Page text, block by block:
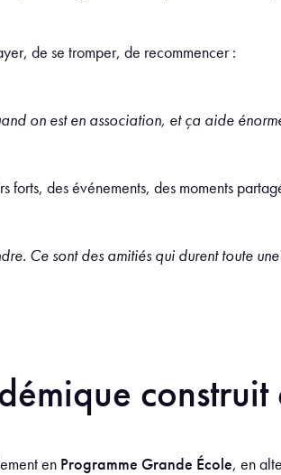
de se tromper, de recommencer :
on est en association, et ça aide
forts, des événements, des moments
Ce sont des amitiés qui durent toute
en Programme Grande École, en